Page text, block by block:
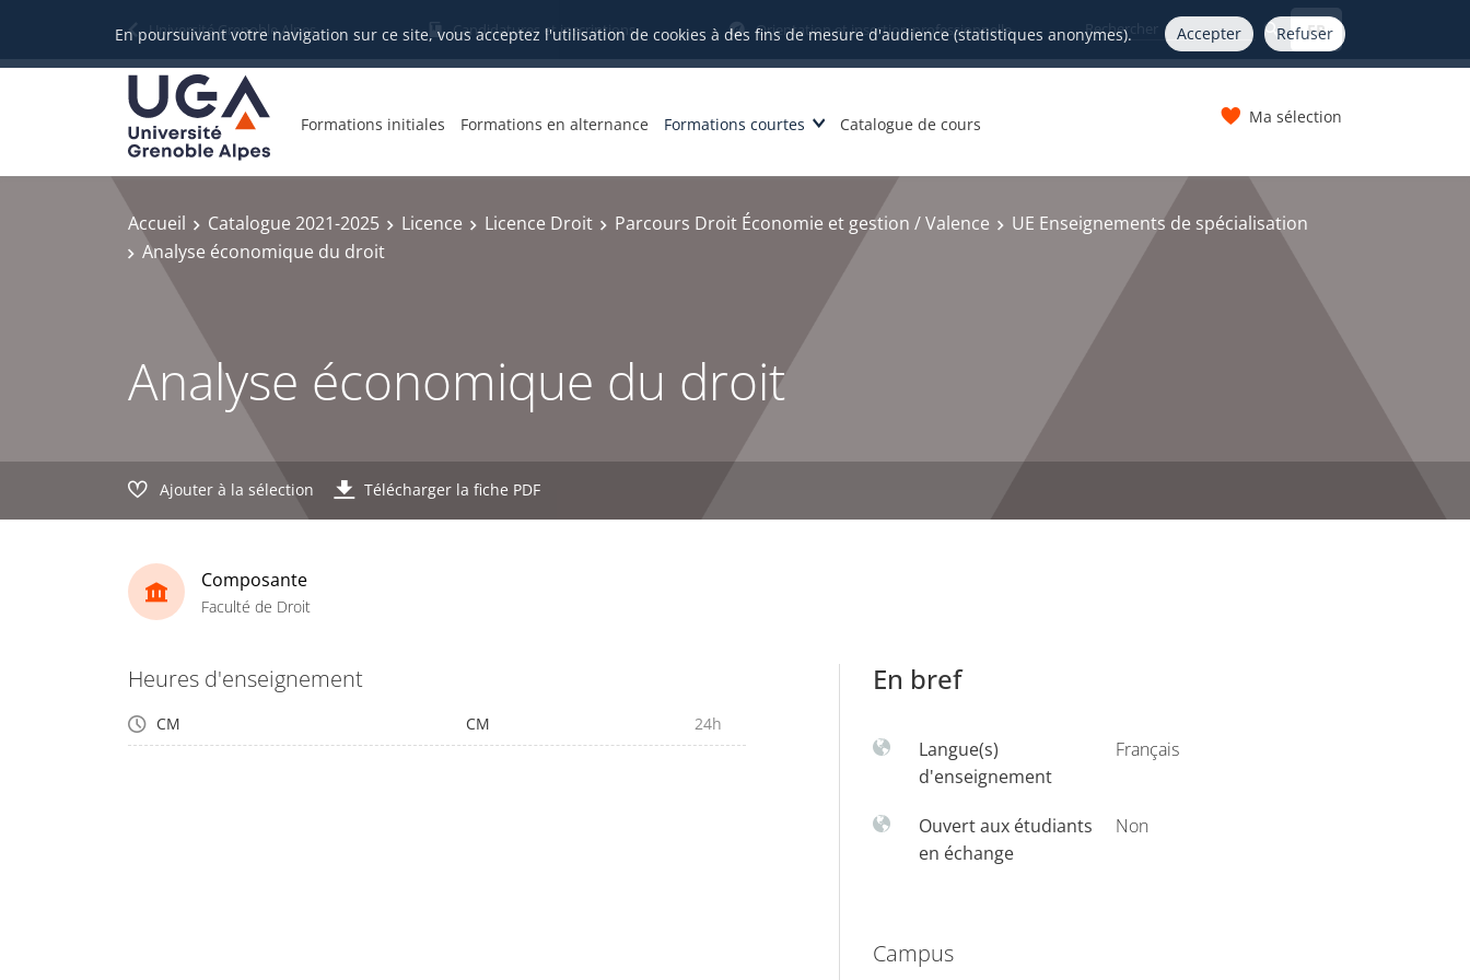
En poursuivant votre navigation sur ce site, vous acceptez l'utilisation de cookies à des fins de mesure d'audience (statistiques anonymes). Accepter Refuser
Université Grenoble Alpes Candidatures et inscriptions Orientation et insertion professionnelle FR
Formations initiales Formations en alternance Formations courtes Catalogue de cours Ma sélection
Accueil Catalogue 2021-2025 Licence Licence Droit Parcours Droit Économie et gestion / Valence
UE Enseignements de spécialisation
Analyse économique du droit
Analyse économique du droit
Ajouter à la sélection Télécharger la fiche PDF
Composante
Faculté de Droit
Heures d'enseignement
CM CM 24h
En bref
Langue(s)
d'enseignement
Français
Ouvert aux étudiants
en échange
Non
Campus